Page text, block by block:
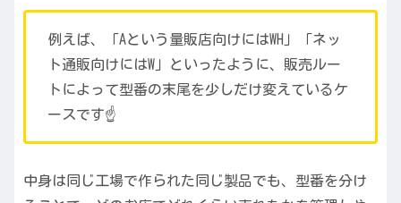
例えば、「Aという量販店向けにはWH」「ネッ
ト通販向けにはW」といったように、販売ルー
トによって型番の末尾を少しだけ変えているケ
ースです☝️
中身は同じ工場で作られた同じ製品でも、型番を分け